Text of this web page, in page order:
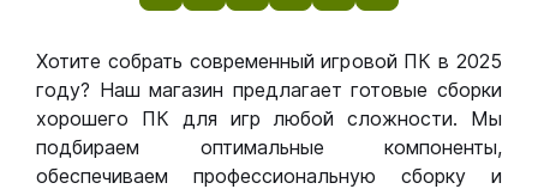
Хотите собрать современный игровой ПК в 2025
году? Наш магазин предлагает готовые сборки
хорошего ПК для игр любой сложности. Мы
подбираем оптимальные компоненты,
обеспечиваем профессиональную сборку и